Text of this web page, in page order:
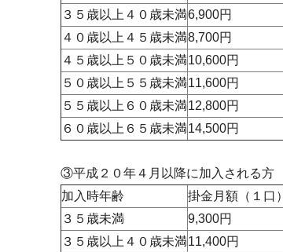
３５歳以上４０歳未満6,900円
４０歳以上４５歳未満8,700円
４５歳以上５０歳未満10,600円
５０歳以上５５歳未満11,600円
５５歳以上６０歳未満12,800円
６０歳以上６５歳未満14,500円
③平成２０年４月以降に加入される方
加入時年齢
掛金月額（１口）
３５歳未満
9,300円
３５歳以上４０歳未満11,400円